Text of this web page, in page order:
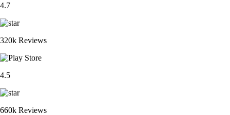
4.7
320k Reviews
4.5
660k Reviews